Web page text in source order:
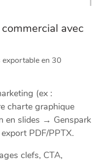
avec
en 30
(ex :
charte graphique
en slides → Genspark
PDF/PPTX.
clefs, CTA,